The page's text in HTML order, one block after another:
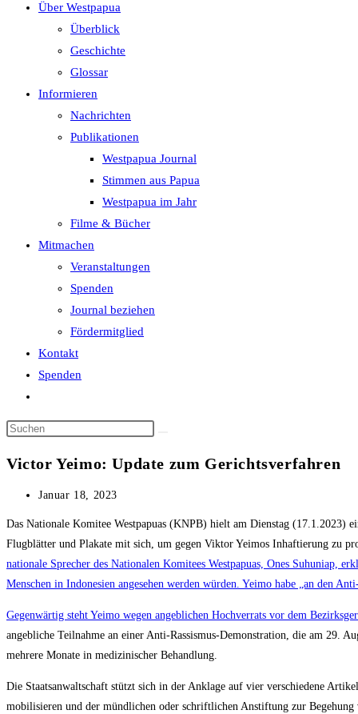
Über Westpapua
Überblick
Geschichte
Glossar
Informieren
Nachrichten
Publikationen
Westpapua Journal
Stimmen aus Papua
Westpapua im Jahr
Filme & Bücher
Mitmachen
Veranstaltungen
Spenden
Journal beziehen
Fördermitglied
Kontakt
Spenden
umschalten
Diese
durchsuchen
Victor Yeimo: Update zum Gerichtsverfahren
Beitrag
Januar 18, 2023
Das Nationale Komitee Westpapuas (KNPB) hielt am Dienstag (17.1.2023)
Flugblätter und Plakate mit sich, um gegen Viktor Yeimos Inhaftierung zu
nationale Sprecher des Nationalen Komitees Westpapuas, Ones Suhuniap,
Menschen in Indonesien angesehen werden würden. Yeimo habe „an den
Gegenwärtig steht Yeimo wegen angeblichen Hochverrats vor dem
angebliche Teilnahme an einer Anti-Rassismus-Demonstration, die am 29.
mehrere Monate in medizinischer Behandlung.
Die Staatsanwaltschaft stützt sich in der Anklage auf vier verschiedene
mobilisieren und der mündlichen oder schriftlichen Anstiftung zur